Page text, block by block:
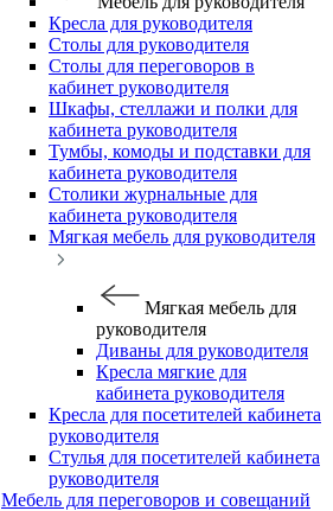
Кресла для руководителя
Столы для руководителя
Столы для переговоров в
кабинет руководителя
Шкафы, стеллажи и полки для
кабинета руководителя
Тумбы, комоды и подставки для
кабинета руководителя
Столики журнальные для
кабинета руководителя
Мягкая мебель для руководителя
Мягкая мебель для
руководителя
Диваны для руководителя
Кресла мягкие для
кабинета руководителя
Кресла для посетителей кабинета
руководителя
Стулья для посетителей кабинета
руководителя
Мебель для переговоров и совещаний